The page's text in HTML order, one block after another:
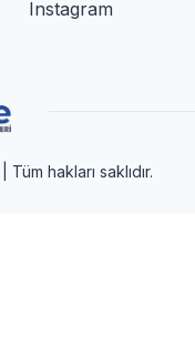
Instagram
hakları saklıdır.